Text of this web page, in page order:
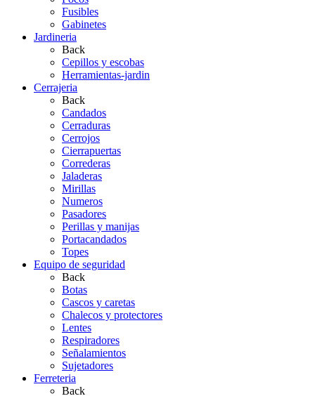
Fusibles
Gabinetes
Jardineria
Back
Cepillos y escobas
Herramientas-jardin
Cerrajeria
Back
Candados
Cerraduras
Cerrojos
Cierrapuertas
Correderas
Jaladeras
Mirillas
Numeros
Pasadores
Perillas y manijas
Portacandados
Topes
Equipo de seguridad
Back
Botas
Cascos y caretas
Chalecos y protectores
Lentes
Respiradores
Señalamientos
Sujetadores
Ferreteria
Back